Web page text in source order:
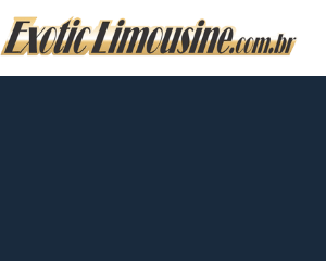
to
content